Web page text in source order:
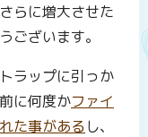
らに増大させた
ございます。
ラップに引っか
に何度かファイ
た事があるし、